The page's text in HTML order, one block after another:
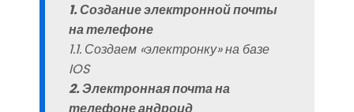
1. Создание электронной почты
на телефоне
1.1. Создаем «электронку» на базе
IOS
2. Электронная почта на